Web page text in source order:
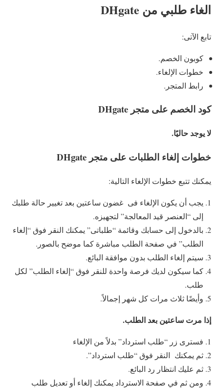
الغاء طلبي من DHgate
تابع الآتى:
كوبون الخصم.
خطوات الإلغاء.
رابط المتجر.
كود الخصم على متجر DHgate
لا يوجد حاليًا.
خطوات إلغاء الطلبات على متجر DHgate
يمكنك تتبع خطوات الإلغاء التالية:
يجب أن يكون الإلغاء فى غضون ساعتين بعد تغيير حالة طلبك
إلى “العنصر قيد المعالجة” لتجهيزه.
بالدخول إلى حسابك وقائمة “طلباتى” يمكنك النقر فوق “إلغاء
الطلب” في صفحة الطلب مباشرة كما موضح بالصور.
سيتم إلغاء الطلب بدون موافقة البائع.
كما سيكون لديك فرصة واحدة للنقر فوق “إلغاء الطلب” لكل
طلب.
وأيضًا ثلاث مرات كل شهر إجمالاً.
إذا مرت ساعتين بعد الطلب.
فسترى زر “طلب استرداد” بدلاً من الإلغاء
ثم يمكنك النقر فوق “طلب استرداد”.
ثم عليك انتظار رد البائع.
ومن ثم في صفحة الاسترداد يمكنك إلغاء أو تعديل طلب